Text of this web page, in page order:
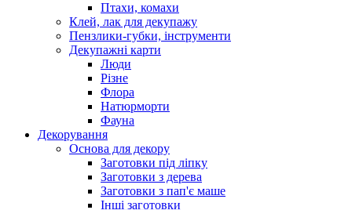
Птахи, комахи
Клей, лак для декупажу
Пензлики-губки, інструменти
Декупажні карти
Люди
Різне
Флора
Натюрморти
Фауна
Декорування
Основа для декору
Заготовки під ліпку
Заготовки з дерева
Заготовки з пап'є маше
Інші заготовки